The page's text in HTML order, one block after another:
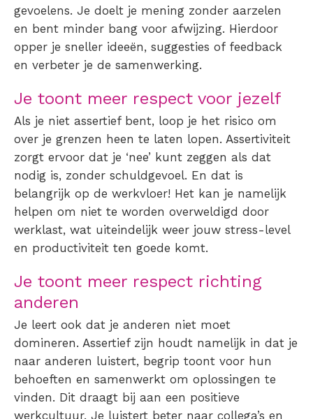
gevoelens. Je doelt je mening zonder aarzelen
en bent minder bang voor afwijzing. Hierdoor
opper je sneller ideeën, suggesties of feedback
en verbeter je de samenwerking.
Je toont meer respect voor jezelf
Als je niet assertief bent, loop je het risico om
over je grenzen heen te laten lopen. Assertiviteit
zorgt ervoor dat je ‘nee’ kunt zeggen als dat
nodig is, zonder schuldgevoel. En dat is
belangrijk op de werkvloer! Het kan je namelijk
helpen om niet te worden overweldigd door
werklast, wat uiteindelijk weer jouw stress-level
en productiviteit ten goede komt.
Je toont meer respect richting
anderen
Je leert ook dat je anderen niet moet
domineren. Assertief zijn houdt namelijk in dat je
naar anderen luistert, begrip toont voor hun
behoeften en samenwerkt om oplossingen te
vinden. Dit draagt bij aan een positieve
werkcultuur. Je luistert beter naar collega’s en